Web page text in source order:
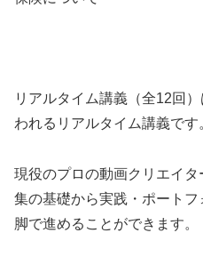
リアルタイム講義（全12回
われるリアルタイム講義です
現役のプロの動画クリエイ
集の基礎から実践・ポート
脚で進めることができます。